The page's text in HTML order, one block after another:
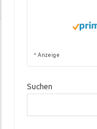
* Anzeige
Suchen